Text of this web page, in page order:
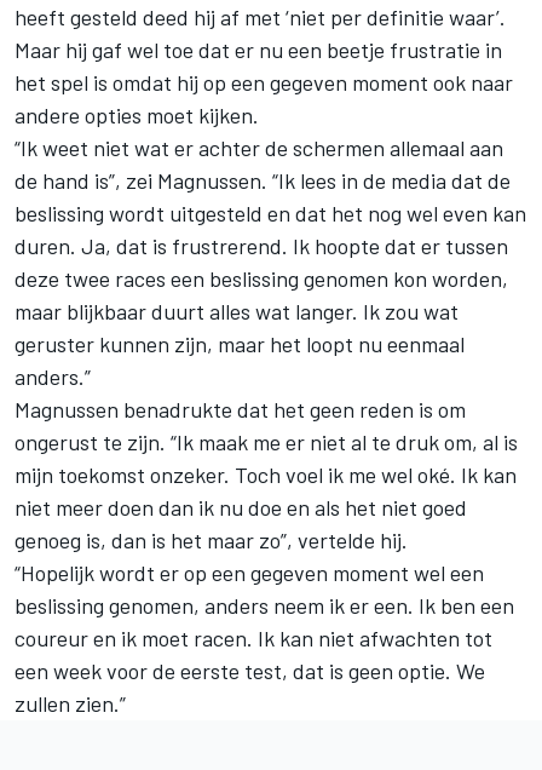
heeft gesteld deed hij af met ‘niet per definitie waar’.
Maar hij gaf wel toe dat er nu een beetje frustratie in
het spel is omdat hij op een gegeven moment ook naar
andere opties moet kijken.
“Ik weet niet wat er achter de schermen allemaal aan
de hand is”, zei Magnussen. “Ik lees in de media dat de
beslissing wordt uitgesteld en dat het nog wel even kan
duren. Ja, dat is frustrerend. Ik hoopte dat er tussen
deze twee races een beslissing genomen kon worden,
maar blijkbaar duurt alles wat langer. Ik zou wat
geruster kunnen zijn, maar het loopt nu eenmaal
anders.”
Magnussen benadrukte dat het geen reden is om
ongerust te zijn. “Ik maak me er niet al te druk om, al is
mijn toekomst onzeker. Toch voel ik me wel oké. Ik kan
niet meer doen dan ik nu doe en als het niet goed
genoeg is, dan is het maar zo”, vertelde hij.
“Hopelijk wordt er op een gegeven moment wel een
beslissing genomen, anders neem ik er een. Ik ben een
coureur en ik moet racen. Ik kan niet afwachten tot
een week voor de eerste test, dat is geen optie. We
zullen zien.”